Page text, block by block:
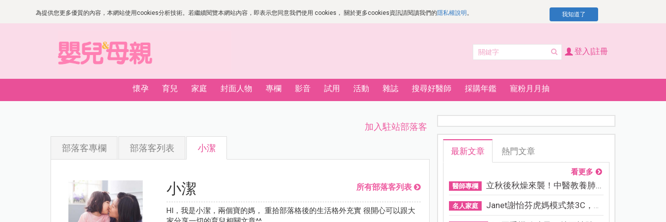
為提供您更多優質的內容，本網站使用cookies分析技術。若繼續閱覽本網站內容，即表示您同意我們使用 cookies， 關於更多cookies資訊請閱讀我們的隱私權說明 。 我知道了
登入|註冊
懷孕 育兒 家庭 封面人物 專欄 影音 試用 活動 雜誌 搜尋好醫師 採購年鑑 寵粉月月抽
加入駐站部落客
部落客專欄 部落客列表 小潔
小潔 所有部落客列表
HI，我是小潔，兩個寶的媽， 重拾部落格後的生活格外充實 很開心可以跟大
最新文章 熱門文章
看更多
醫師專欄 立秋後秋燥來襲！中醫教養肺...
名人家庭 Janet謝怡芬虎媽模式禁3C，看...